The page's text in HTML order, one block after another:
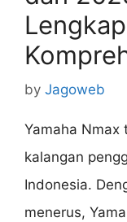
by Jagoweb
Yamaha Nmax
kalangan
Indonesia.
menerus,